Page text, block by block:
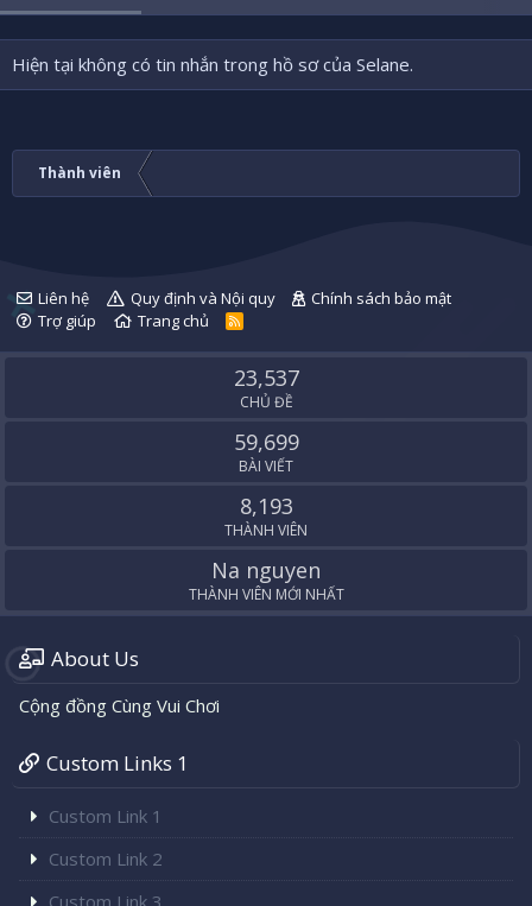
Hiện tại không có tin nhắn trong hồ sơ của Selane.
Thành viên
Liên hệ Quy định và Nội quy
Chính sách bảo mật
Trợ giúp
Trang chủ
R
S
23,537
CHỦ ĐỀ
59,699
BÀI VIẾT
8,193
THÀNH VIÊN
Na nguyen
THÀNH VIÊN MỚI NHẤT
About Us
Cộng đồng Cùng Vui Chơi
Custom Links 1
Custom Link 1
Custom Link 2